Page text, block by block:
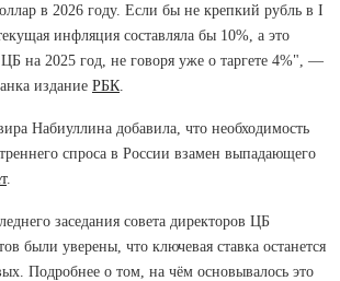
в 2026 году. Если бы не крепкий рубль в I
инфляция составляла бы 10%, а это
ЦБ на 2025 год, не говоря уже о таргете 4%", —
издание РБК
Набиуллина добавила, что необходимость
спроса в России взамен выпадающего
.
заседания совета директоров ЦБ
были уверены, что ключевая ставка останется
Подробнее о том, на чём основывалось это